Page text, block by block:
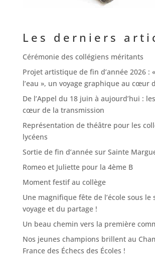
Les derniers
Cérémonie des collégiens méritants
Projet artistique de fin d’année 2026 :
l’eau », un voyage graphique au cœur
De l’Appel du 18 juin à aujourd’hui :
cœur de la transmission
Représentation de théâtre pour les
lycéens
Sortie de fin d’année sur Sainte
Romeo et Juliette pour la 4ème B
Moment festif au collège
Une magnifique fête de l’école sous le
voyage et du partage !
Un beau chemin vers la première
Nos jeunes champions brillent au
France des Échecs des Écoles !